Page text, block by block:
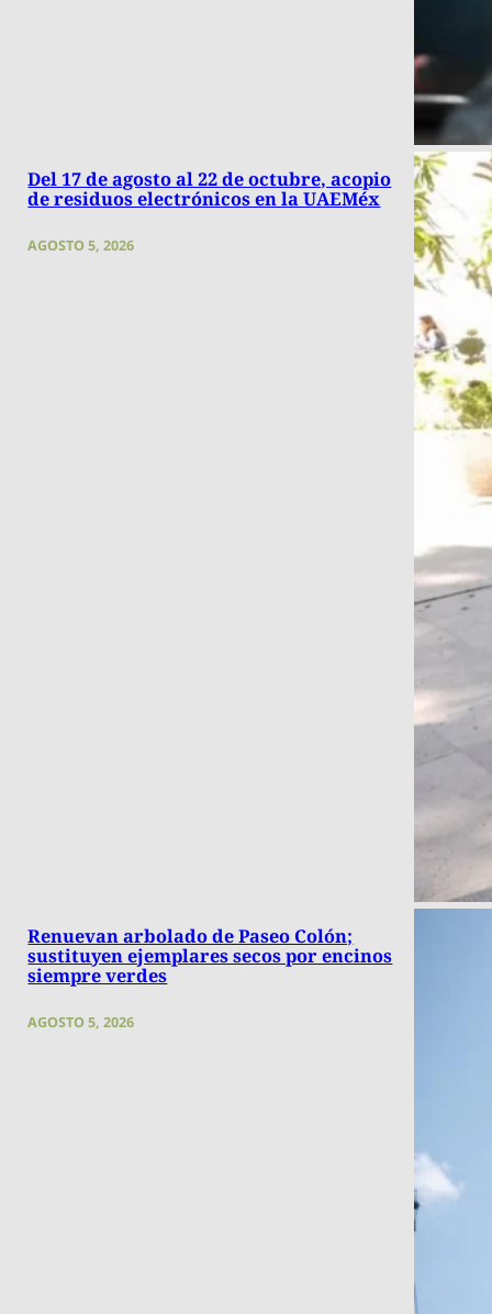
Del 17 de agosto al 22 de octubre, acopio
de residuos electrónicos en la UAEMéx
AGOSTO 5, 2026
Renuevan arbolado de Paseo Colón;
sustituyen ejemplares secos por encinos
siempre verdes
AGOSTO 5, 2026